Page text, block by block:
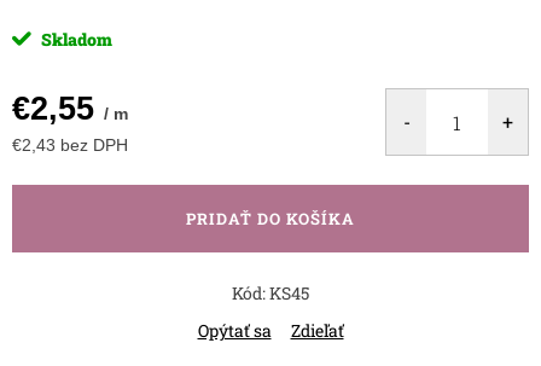
Skladom
€2,55 / m
€2,43 bez DPH
PRIDAŤ DO KOŠÍKA
Kód:KS45
Opýtať sa
Zdieľať